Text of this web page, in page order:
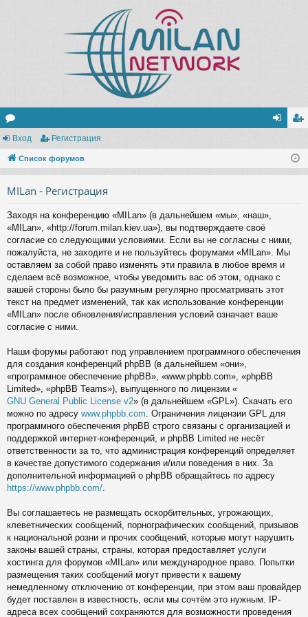
ор
ум ис
Вход Регистрация
Список форумов
MILan - Регистрация
Заходя на конференцию «MILan» (в дальнейшем «мы», «наш»,
«MILan», «http://forum.milan.kiev.ua»), вы подтверждаете своё
согласие со следующими условиями. Если вы не согласны с ними,
пожалуйста, не заходите и не пользуйтесь форумами «MILan». Мы
оставляем за собой право изменять эти правила в любое время и
сделаем всё возможное, чтобы уведомить вас об этом, однако с
вашей стороны было бы разумным регулярно просматривать этот
текст на предмет изменений, так как использование конференции
«MILan» после обновления/исправления условий означает ваше
согласие с ними.
Наши форумы работают под управлением программного обеспечения
для создания конференций phpBB (в дальнейшем «они»,
«программное обеспечение phpBB», «www.phpbb.com», «phpBB
Limited», «phpBB Teams»), выпущенного по лицензии «
GNU General Public License v2» (в дальнейшем «GPL»). Скачать его
можно по адресу www.phpbb.com . Ограничения лицензии GPL для
программного обеспечения phpBB строго связаны с организацией и
поддержкой интернет-конференций, и phpBB Limited не несёт
ответственности за то, что администрация конференций определяет
в качестве допустимого содержания и/или поведения в них. За
дополнительной информацией о phpBB обращайтесь по адресу
https://www.phpbb.com/
Вы соглашаетесь не размещать оскорбительных, угрожающих,
клеветнических сообщений, порнографических сообщений, призывов
к национальной розни и прочих сообщений, которые могут нарушить
законы вашей страны, страны, которая предоставляет услуги
хостинга для форумов «MILan» или международное право. Попытки
размещения таких сообщений могут привести к вашему
немедленному отключению от конференции, при этом ваш провайдер
будет поставлен в известность, если мы сочтём это нужным. IP-
адреса всех сообщений сохраняются для возможности проведения